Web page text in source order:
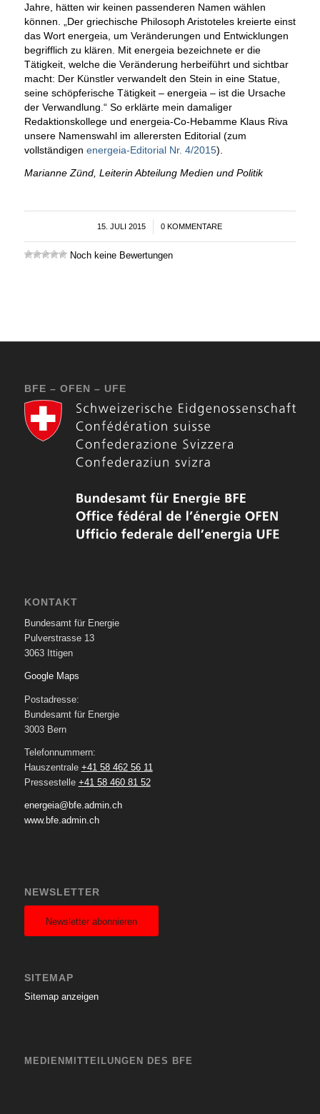
Jahre, hätten wir keinen passenderen Namen wählen
können. „Der griechische Philosoph Aristoteles kreierte einst
das Wort energeia, um Veränderungen und Entwicklungen
begrifflich zu klären. Mit energeia bezeichnete er die
Tätigkeit, welche die Veränderung herbeiführt und sichtbar
macht: Der Künstler verwandelt den Stein in eine Statue,
seine schöpferische Tätigkeit – energeia – ist die Ursache
der Verwandlung.“ So erklärte mein damaliger
Redaktionskollege und energeia-Co-Hebamme Klaus Riva
unsere Namenswahl im allerersten Editorial (zum
vollständigen energeia-Editorial Nr. 4/2015).
Marianne Zünd, Leiterin Abteilung Medien und Politik
15. JULI 2015 0 KOMMENTARE
Noch keine Bewertungen
BFE – OFEN – UFE
KONTAKT
Bundesamt für Energie
Pulverstrasse 13
3063 Ittigen
Google Maps
Postadresse:
Bundesamt für Energie
3003 Bern
Telefonnummern:
Hauszentrale +41 58 462 56 11
Pressestelle +41 58 460 81 52
energeia@bfe.admin.ch
www.bfe.admin.ch
NEWSLETTER
Newsletter abonnieren
SITEMAP
Sitemap anzeigen
MEDIENMITTEILUNGEN DES BFE